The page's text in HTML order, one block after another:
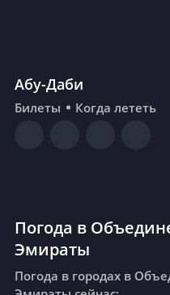
Абу-Даби
Билеты Когда лететь
Погода в
Эмираты
Погода в городах в